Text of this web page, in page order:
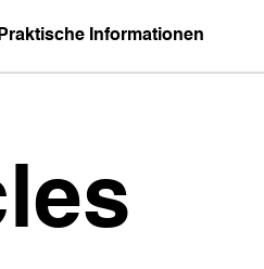
Praktische Informationen